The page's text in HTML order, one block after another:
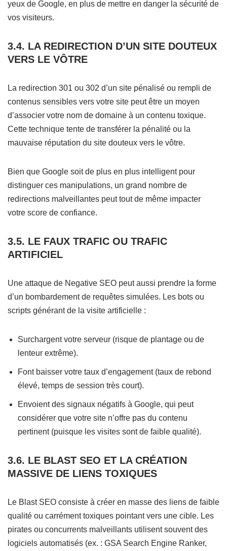
yeux de Google, en plus de mettre en danger la sécurité de
vos visiteurs.
3.4. LA REDIRECTION D’UN SITE DOUTEUX
VERS LE VÔTRE
La redirection 301 ou 302 d’un site pénalisé ou rempli de
contenus sensibles vers votre site peut être un moyen
d’associer votre nom de domaine à un contenu toxique.
Cette technique tente de transférer la pénalité ou la
mauvaise réputation du site douteux vers le vôtre.
Bien que Google soit de plus en plus intelligent pour
distinguer ces manipulations, un grand nombre de
redirections malveillantes peut tout de même impacter
votre score de confiance.
3.5. LE FAUX TRAFIC OU TRAFIC
ARTIFICIEL
Une attaque de Negative SEO peut aussi prendre la forme
d’un bombardement de requêtes simulées. Les bots ou
scripts générant de la visite artificielle :
Surchargent votre serveur (risque de plantage ou de
lenteur extrême).
Font baisser votre taux d’engagement (taux de rebond
élevé, temps de session très court).
Envoient des signaux négatifs à Google, qui peut
considérer que votre site n’offre pas du contenu
pertinent (puisque les visites sont de faible qualité).
3.6. LE BLAST SEO ET LA CRÉATION
MASSIVE DE LIENS TOXIQUES
Le Blast SEO consiste à créer en masse des liens de faible
qualité ou carrément toxiques pointant vers une cible. Les
pirates ou concurrents malveillants utilisent souvent des
logiciels automatisés (ex. : GSA Search Engine Ranker,